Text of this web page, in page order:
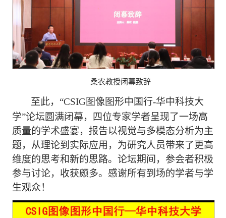
桑农教授闭幕致辞
至此，“CSIG图像图形中国行-华中科技大
学”论坛圆满闭幕，四位专家学者呈现了一场高
质量的学术盛宴，报告以视觉与多模态分析为主
题，从理论到实际应用，为研究人员带来了更高
维度的思考和新的思路。论坛期间，参会者积极
参与讨论，收获颇多。感谢所有到场的学者与学
生观众！